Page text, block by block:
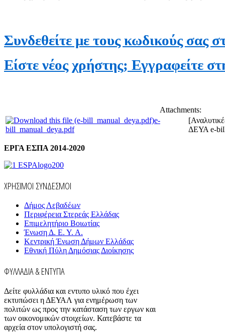
Συνδεθείτε με τους κωδικούς σας
Είστε νέος χρήστης; Eγγραφείτε
Attachments:
e-
bill_manual_deya.pdf
ΔΕΥΑ e-
ΕΡΓΑ ΕΣΠΑ 2014-2020
ΧΡΗΣΙΜΟΙ ΣΥΝΔΕΣΜΟΙ
Δήμος Λεβαδέων
Περιφέρεια Στερεάς Ελλάδας
Επιμελητήριο Βοιωτίας
Ένωση Δ. Ε. Υ. Α.
Κεντρική Ένωση Δήμων Ελλάδας
Εθνική Πύλη Δημόσιας Διοίκησης
ΦΥΛΛΑΔΙΑ & ΕΝΤΥΠΑ
Δείτε φυλλάδια και εντυπο υλικό που έχει
εκτυπώσει η ΔΕΥΑΛ για ενημέρωση των
πολιτών ως προς την κατάσταση των εργων και
των οικονομικών στοιχείων. Κατεβάστε τα
αρχεία στον υπολογιστή σας.